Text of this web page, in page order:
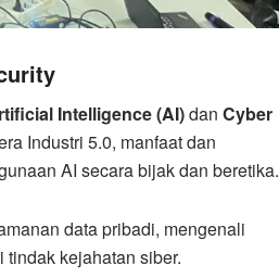
Intelligence (AI)dan Cyber
Industri 5.0, manfaat dan
AI secara bijak dan beretika.
data pribadi, mengenali
kejahatan siber.